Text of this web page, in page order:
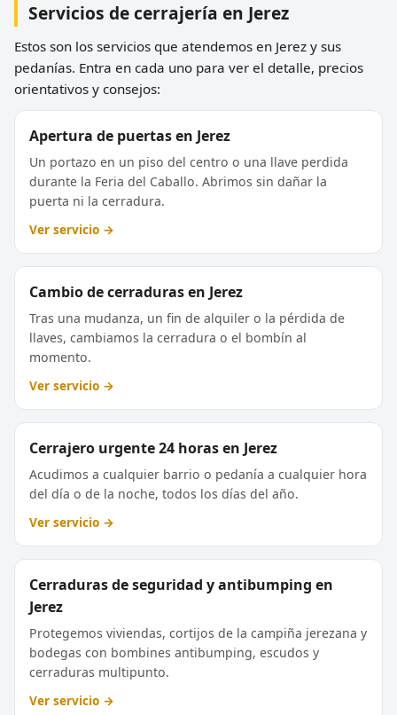
Servicios de cerrajería en Jerez
Estos son los servicios que atendemos en Jerez y sus
pedanías. Entra en cada uno para ver el detalle, precios
orientativos y consejos:
Apertura de puertas en Jerez
Un portazo en un piso del centro o una llave perdida
durante la Feria del Caballo. Abrimos sin dañar la
puerta ni la cerradura.
Ver servicio →
Cambio de cerraduras en Jerez
Tras una mudanza, un fin de alquiler o la pérdida de
llaves, cambiamos la cerradura o el bombín al
momento.
Ver servicio →
Cerrajero urgente 24 horas en Jerez
Acudimos a cualquier barrio o pedanía a cualquier hora
del día o de la noche, todos los días del año.
Ver servicio →
Cerraduras de seguridad y antibumping en
Jerez
Protegemos viviendas, cortijos de la campiña jerezana y
bodegas con bombines antibumping, escudos y
cerraduras multipunto.
Ver servicio →